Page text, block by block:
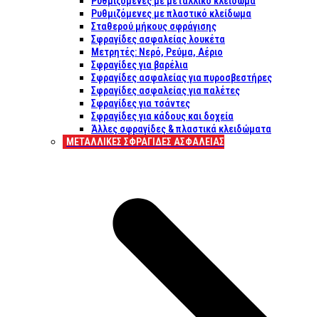
Ρυθμιζόμενες με πλαστικό κλείδωμα
Σταθερού μήκους σφράγισης
Σφραγίδες ασφαλείας λουκέτα
Μετρητές: Νερό, Ρεύμα, Αέριο
Σφραγίδες για βαρέλια
Σφραγίδες ασφαλείας για πυροσβεστήρες
Σφραγίδες ασφαλείας για παλέτες
Σφραγίδες για τσάντες
Σφραγίδες για κάδους και δοχεία
Άλλες σφραγίδες & πλαστικά κλειδώματα
ΜΕΤΑΛΛΙΚΕΣ ΣΦΡΑΓΙΔΕΣ ΑΣΦΑΛΕΙΑΣ